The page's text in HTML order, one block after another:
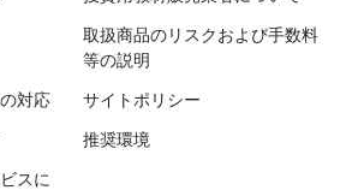
取扱商品のリスクおよび手数料
等の説明
対応 サイトポリシー
推奨環境
スに